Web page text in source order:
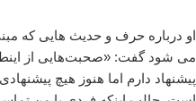
او درباره حرف و حدیث هایی که
می شود گفت: «صحبت‌هایی از
پیشنهاد دارم اما هنوز هیچ